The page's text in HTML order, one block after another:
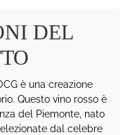
DEL
è una creazione
Questo vino rosso è
del Piemonte, nato
dal celebre